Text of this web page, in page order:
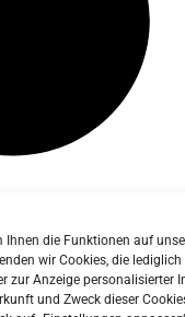
Ihnen die Funktionen auf
wir Cookies, die lediglich
zur Anzeige personalisierter
und Zweck dieser